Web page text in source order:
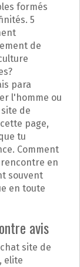
formés
5
de
para
l'homme ou
de
page,
tu
Comment
en
souvent
en toute
avis
site de
elite